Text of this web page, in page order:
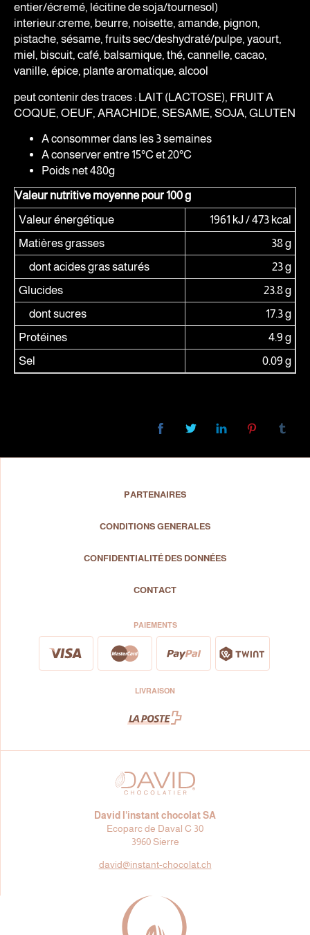
entier/écremé, lécitine de soja/tournesol)
interieur:creme, beurre, noisette, amande, pignon,
pistache, sésame, fruits sec/deshydraté/pulpe, yaourt,
miel, biscuit, café, balsamique, thé, cannelle, cacao,
vanille, épice, plante aromatique, alcool
peut contenir des traces : LAIT (LACTOSE), FRUIT A
COQUE, OEUF, ARACHIDE, SESAME, SOJA, GLUTEN
A consommer dans les 3 semaines
A conserver entre 15°C et 20°C
Poids net 480g
Valeur nutritive moyenne pour 100 g
Valeur énergétique
1961 kJ / 473 kcal
Matières grasses
38 g
dont acides gras saturés
23 g
Glucides
23.8 g
dont sucres
17.3 g
Protéines
4.9 g
Sel
0.09 g
David l’instant chocolat SA
Ecoparc de Daval C 30
3960 Sierre
david@instant-chocolat.ch
PARTENAIRES
CONDITIONS GENERALES
CONFIDENTIALITÉ DES DONNÉES
CONTACT
PAIEMENTS
LIVRAISON